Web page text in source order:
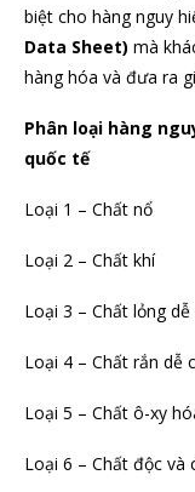
biệt cho hàng nguy
Data Sheet) mà
hàng hóa và đưa ra
Phân loại hàng
quốc tế
Loại 1 – Chất nổ
Loại 2 – Chất khí
Loại 3 – Chất lỏng dễ
Loại 4 – Chất rắn dễ
Loại 5 – Chất ô-xy
Loại 6 – Chất độc và